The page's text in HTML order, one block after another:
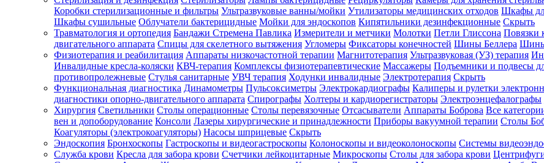
Зарегистрироваться
Зачем
регистрироваться?
Все
покупки
в
одном
месте
Коробки стерилизационные и фильтры Ультразвуковые ванны/мойки Утилизаторы медицинских отходов Шкафы
Шкафы сушильные Облучатели бактерицидные Мойки для эндоскопов Кипятильники дезинфекционные Скрыть
Травматология и ортопедия Бандажи Стремена Павлика Измерители и метчики Молотки Петли Глиссона Повязки
двигательного аппарата Спицы для скелетного вытяжения Угломеры Фиксаторы конечностей Шины Беллера Шины
Физиотерапия и реабилитация Аппараты низкочастотной терапии Магнитотерапия Ультразвуковая (УЗ) терапия
Инвалидные кресла-коляски КВЧ-терапия Комплексы физиотерапевтические Массажеры Подъемники и подвесы
противопролежневые Стулья санитарные УВЧ терапия Ходунки инвалидные Электротерапия Скрыть
Функциональная диагностика Динамометры Пульсоксиметры Электрокардиографы Калиперы и рулетки
диагностики опорно-двигательного аппарата Спирографы Холтеры и кардиорегистраторы Электроэнцефалографы
Хирургия Светильники Столы операционные Столы перевязочные Отсасыватели Аппараты Боброва Все
вен и допоборудование Консоли Лазеры хирургические и принадлежности Приборы вакуумной терапии Столы
Коагуляторы (электрокоагуляторы) Насосы шприцевые Скрыть
Эндоскопия Бронхоскопы Гастроскопы и видеогастроскопы Колоноскопы и видеоколоноскопы Системы
Служба крови Кресла для забора крови Счетчики лейкоцитарные Микроскопы Столы для забора крови